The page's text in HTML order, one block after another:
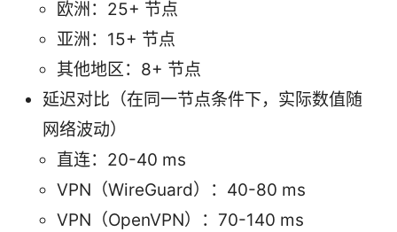
欧洲：25+ 节点
亚洲：15+ 节点
其他地区：8+ 节点
延迟对比（在同一节点条件下，实际数值随
网络波动）
直连：20-40 ms
VPN（WireGuard）：40-80 ms
VPN（OpenVPN）：70-140 ms